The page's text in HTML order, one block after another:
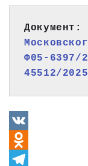
Документ:
Ф05-6397/
45512/2025
VK
Odnoklassniki